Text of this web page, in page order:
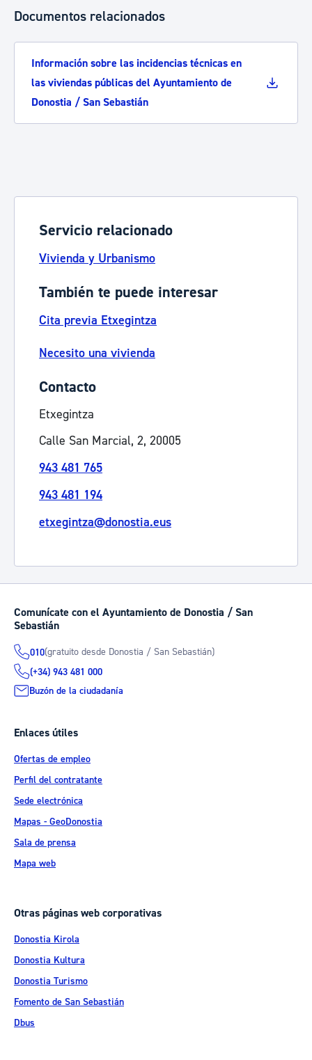
Documentos relacionados
Información sobre las incidencias técnicas en
las viviendas públicas del Ayuntamiento de
Donostia / San Sebastián
Servicio relacionado
Vivienda y Urbanismo
También te puede interesar
Cita previa Etxegintza
Necesito una vivienda
Contacto
Etxegintza
Calle San Marcial, 2, 20005
943 481 765
943 481 194
etxegintza@donostia.eus
Comunícate con el Ayuntamiento de Donostia / San
Sebastián
010(gratuito desde Donostia / San Sebastián)
(+34) 943 481 000
Buzón de la ciudadanía
Enlaces útiles
Ofertas de empleo
Perfil del contratante
Sede electrónica
Mapas - GeoDonostia
Sala de prensa
Mapa web
Otras páginas web corporativas
Donostia Kirola
Donostia Kultura
Donostia Turismo
Fomento de San Sebastián
Dbus